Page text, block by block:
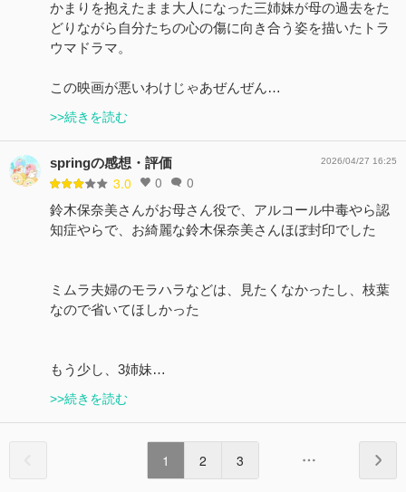
かまりを抱えたまま大人になった三姉妹が母の過去をた
どりながら自分たちの心の傷に向き合う姿を描いたトラ
ウマドラマ。
この映画が悪いわけじゃあぜんぜん…
>>続きを読む
springの感想・評価
3.0 0 0
2026/04/27 16:25
鈴木保奈美さんがお母さん役で、アルコール中毒やら認
知症やらで、お綺麗な鈴木保奈美さんほぼ封印でした
ミムラ夫婦のモラハラなどは、見たくなかったし、枝葉
なので省いてほしかった
もう少し、3姉妹…
>>続きを読む
1 2 3